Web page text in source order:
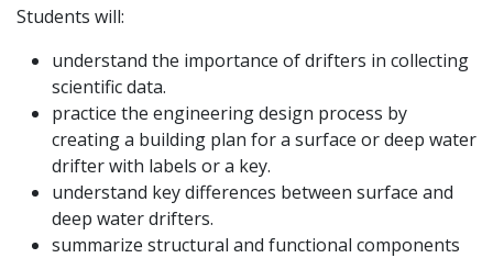
Students will:
understand the importance of drifters in collecting
scientific data.
practice the engineering design process by
creating a building plan for a surface or deep water
drifter with labels or a key.
understand key differences between surface and
deep water drifters.
summarize structural and functional components